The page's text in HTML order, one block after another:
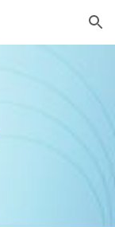
Skip to navigation